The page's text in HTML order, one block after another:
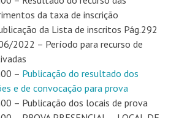
da taxa de inscrição
da Lista de inscritos Pág.292
2022 – Período para recurso de
– Publicação do resultado dos
e de convocação para prova
– Publicação dos locais de prova